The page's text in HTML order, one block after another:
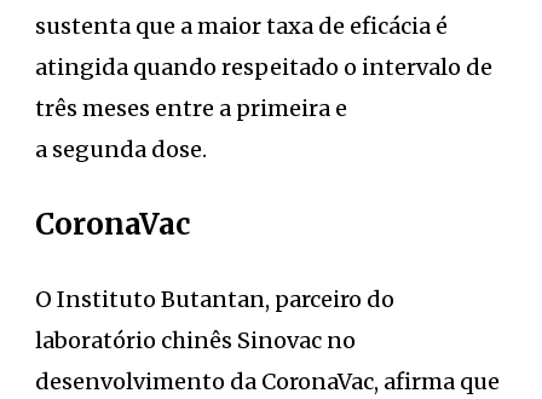
sustenta que a maior taxa de eficácia é
atingida quando respeitado o intervalo de
três meses entre a primeira e
a segunda dose.
CoronaVac
O Instituto Butantan, parceiro do
laboratório chinês Sinovac no
desenvolvimento da CoronaVac, afirma que